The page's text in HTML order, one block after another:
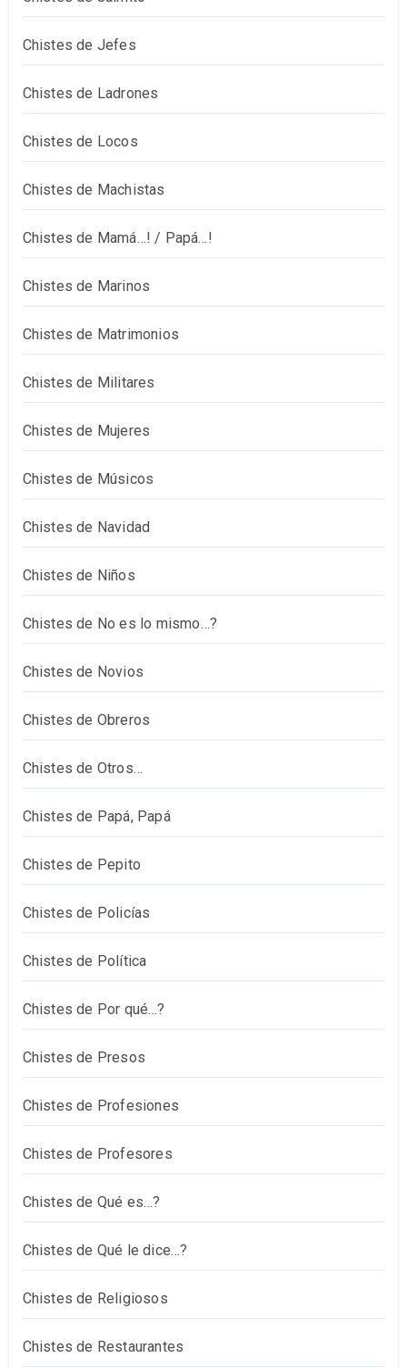
Chistes de Jefes
Chistes de Ladrones
Chistes de Locos
Chistes de Machistas
Chistes de Mamá…! / Papá…!
Chistes de Marinos
Chistes de Matrimonios
Chistes de Militares
Chistes de Mujeres
Chistes de Músicos
Chistes de Navidad
Chistes de Niños
Chistes de No es lo mismo…?
Chistes de Novios
Chistes de Obreros
Chistes de Otros…
Chistes de Papá, Papá
Chistes de Pepito
Chistes de Policías
Chistes de Política
Chistes de Por qué…?
Chistes de Presos
Chistes de Profesiones
Chistes de Profesores
Chistes de Qué es…?
Chistes de Qué le dice…?
Chistes de Religiosos
Chistes de Restaurantes